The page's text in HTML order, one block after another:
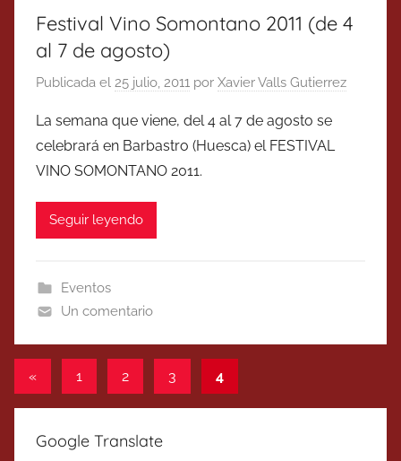
Festival Vino Somontano 2011 (de 4
al 7 de agosto)
Publicada el 25 julio, 2011 por Xavier Valls Gutierrez
La semana que viene, del 4 al 7 de agosto se
celebrará en Barbastro (Huesca) el FESTIVAL
VINO SOMONTANO 2011.
Seguir leyendo
Eventos
Un comentario
Paginación
de
entradas
«Entradas
1 2 3 4
Google Translate